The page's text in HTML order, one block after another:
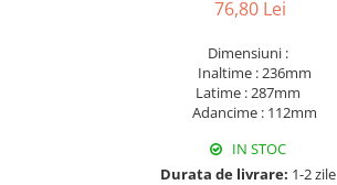
RCBO - 30mA - tip A - Trifazat
76,80 Lei
Dimensiuni :
Inaltime : 236mm
Latime : 287mm
Adancime : 112mm
IN STOC
Durata de livrare: 1-2 zile